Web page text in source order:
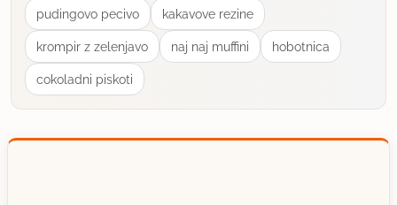
pudingovo pecivo kakavove rezine
krompir z zelenjavo naj naj muffini hobotnica
cokoladni piskoti